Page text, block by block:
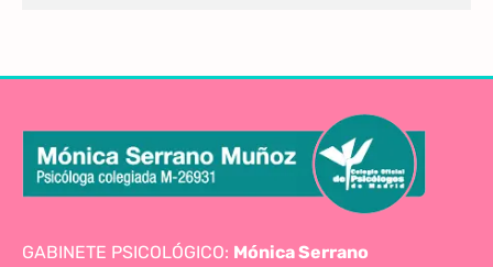
GABINETE PSICOLÓGICO: Mónica Serrano